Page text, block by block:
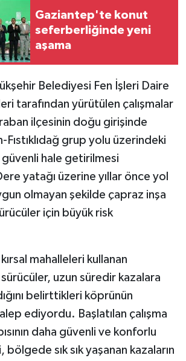
Gaziantep'te konut
seferberliğinde yeni
aşama
Belediyesi Fen İşleri Daire
tarafından yürütülen çalışmalar
ilçesinin doğu girişinde
Fıstıklıdağ grup yolu üzerindeki
güvenli hale getirilmesi
yatağı üzerine yıllar önce yol
olmayan şekilde çapraz inşa
için büyük risk
mahalleleri kullanan
uzun süredir kazalara
belirttikleri köprünün
ediyordu. Başlatılan çalışma
daha güvenli ve konforlu
sık sık yaşanan kazaların